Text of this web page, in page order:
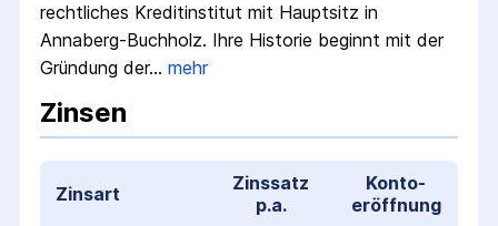
rechtliches Kredit­institut mit Haupt­sitz in
Annaberg-Buchholz. Ihre Historie beginnt mit der
Gründung der… mehr
Zinsen
Zinsart
Zinssatz
p.a.
Konto­
eröffnung